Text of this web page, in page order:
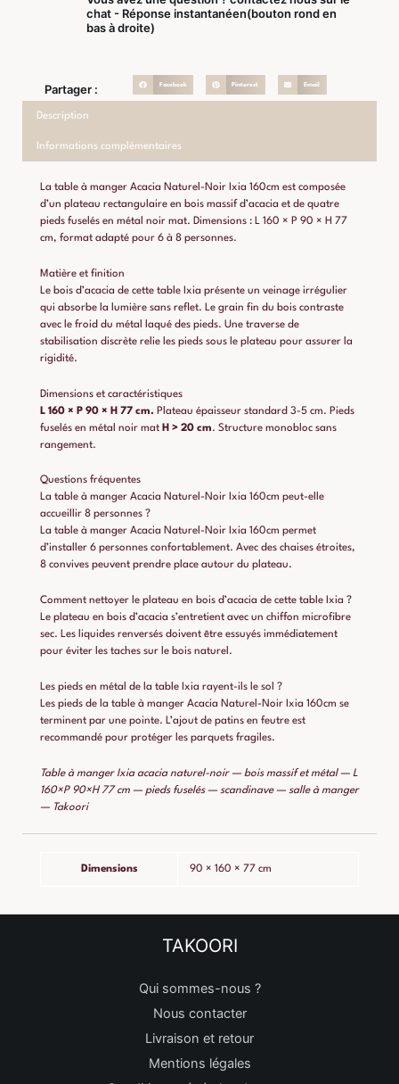
chat - Réponse instantanéen(bouton rond en
bas à droite)
Partager : Facebook Pinterest Email
Description
Informations complémentaires
La table à manger Acacia Naturel-Noir Ixia 160cm est composée
d’un plateau rectangulaire en bois massif d’acacia et de quatre
pieds fuselés en métal noir mat. Dimensions : L 160 × P 90 × H 77
cm, format adapté pour 6 à 8 personnes.
Matière et finition
Le bois d’acacia de cette table Ixia présente un veinage irrégulier
qui absorbe la lumière sans reflet. Le grain fin du bois contraste
avec le froid du métal laqué des pieds. Une traverse de
stabilisation discrète relie les pieds sous le plateau pour assurer la
rigidité.
Dimensions et caractéristiques
L 160 × P 90 × H 77 cm. Plateau épaisseur standard 3-5 cm. Pieds
fuselés en métal noir mat H > 20 cm. Structure monobloc sans
rangement.
Questions fréquentes
La table à manger Acacia Naturel-Noir Ixia 160cm peut-elle
accueillir 8 personnes ?
La table à manger Acacia Naturel-Noir Ixia 160cm permet
d’installer 6 personnes confortablement. Avec des chaises étroites,
8 convives peuvent prendre place autour du plateau.
Comment nettoyer le plateau en bois d’acacia de cette table Ixia ?
Le plateau en bois d’acacia s’entretient avec un chiffon microfibre
sec. Les liquides renversés doivent être essuyés immédiatement
pour éviter les taches sur le bois naturel.
Les pieds en métal de la table Ixia rayent-ils le sol ?
Les pieds de la table à manger Acacia Naturel-Noir Ixia 160cm se
terminent par une pointe. L’ajout de patins en feutre est
recommandé pour protéger les parquets fragiles.
Table à manger Ixia acacia naturel-noir — bois massif et métal — L
160×P 90×H 77 cm — pieds fuselés — scandinave — salle à manger
— Takoori
Dimensions 90 × 160 × 77 cm
TAKOORI
Qui sommes-nous ?
Nous contacter
Livraison et retour
Mentions légales